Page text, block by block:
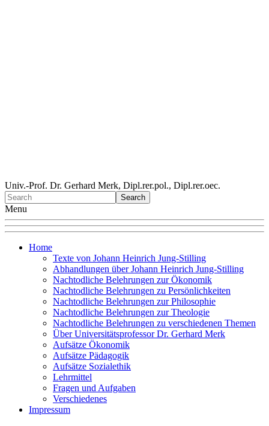
Univ.-Prof. Dr. Gerhard Merk, Dipl.rer.pol., Dipl.rer.oec.
Menu
Home
Texte von Johann Heinrich Jung-Stilling
Abhandlungen über Johann Heinrich Jung-Stilling
Nachtodliche Belehrungen zur Ökonomik
Nachtodliche Belehrungen zu Persönlichkeiten
Nachtodliche Belehrungen zur Philosophie
Nachtodliche Belehrungen zur Theologie
Nachtodliche Belehrungen zu verschiedenen Themen
Über Universitätsprofessor Dr. Gerhard Merk
Aufsätze Ökonomik
Aufsätze Pädagogik
Aufsätze Sozialethik
Lehrmittel
Fragen und Aufgaben
Verschiedenes
Impressum